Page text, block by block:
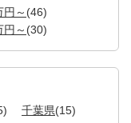
円～ (46)
円～ (30)
千葉県(15)